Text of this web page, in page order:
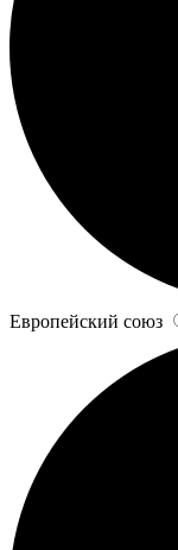
Европейский союз